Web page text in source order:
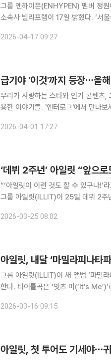
그룹 엔하이픈(ENHYPEN) 멤버 정
소속사 빌리프랩이 17일 밝혔다. ‘서울국제정원박람회’는 정원문화 확산과 정원 산업 활성화를 위해
인 야외 축제로 자리매김했다. 올해는
2026-04-17 09:27
급기야 '이것'까지 등장⋯올
우리가 사랑하는 스타와 인기 콘텐츠
용한 이야기들. '엔터로그'에서 만나보세요. 요즘 K팝 앨범을 보면, 이게 정말 '음반'이
방에 달고, 심지어는 명상 혹은 마사
2026-04-01 17:27
‘데뷔 2주년’ 아일릿 “앞으
“‘아일릿이 이런 것도 할 수 있구나!’
그룹 아일릿(ILLIT)이 25일 데뷔 2
들은 음악, 퍼포먼스, 비주얼 전반에
2026-03-25 08:02
아일릿, 내달 ‘마밀라피나타
그룹 아일릿(ILLIT)이 새 앨범 ‘마밀
한다. 타이틀곡은 ‘잇츠 미(‘It’s Me’)’라고 소
트♥︎’ 인 서울(ILLIT LIV
2026-03-16 09:15
아일릿, 첫 투어도 기세야⋯